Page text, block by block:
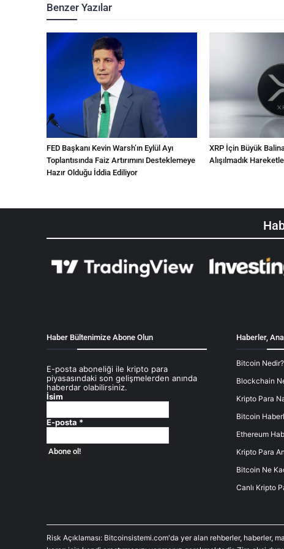
Benzer Yazılar
FED Başkanı Kevin Warsh’ın Eylül Ayı
Toplantısında Faiz Artırımını Desteklemeye
Hazır Olduğu İddia Ediliyor
XRP İçin Büyük
Alışılmadık
Haber Bültenimize Abone Olun
E-posta aboneliği ile kripto para
piyasasındaki son gelişmelerden anında
haberdar olabilirsiniz.
İsim
E-posta *
Haberler,
Bitcoin Nedir?
Blockchain
Kripto Para
Bitcoin
Ethereum
Kripto Para
Bitcoin Ne
Canlı Kripto
Risk Açıklaması: Bitcoinsistemi.com'da yer alan rehberler, haberler,